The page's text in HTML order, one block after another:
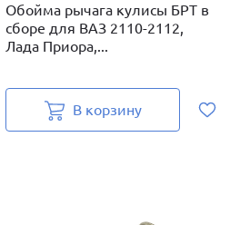
Обойма рычага кулисы БРТ в
сборе для ВАЗ 2110-2112,
Лада Приора,...
В корзину